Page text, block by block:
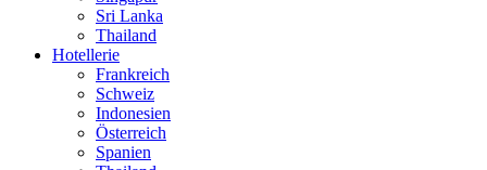
Sri Lanka
Thailand
Hotellerie
Frankreich
Schweiz
Indonesien
Österreich
Spanien